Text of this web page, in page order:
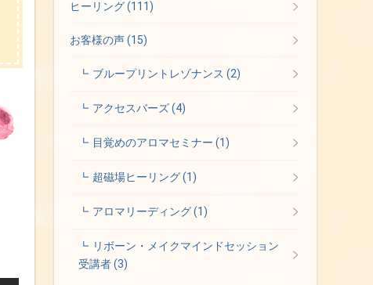
無限の可能性を秘めた本質的な自分とつながるためのリボーン・メイ
ヒーリング(111)
お客様の声(15)
ブループリントレゾナンス(2)
アクセスバーズ(4)
目覚めのアロマセミナー(1)
超磁場ヒーリング(1)
アロマリーディング(1)
リボーン・メイクマインドセッション
受講者(3)